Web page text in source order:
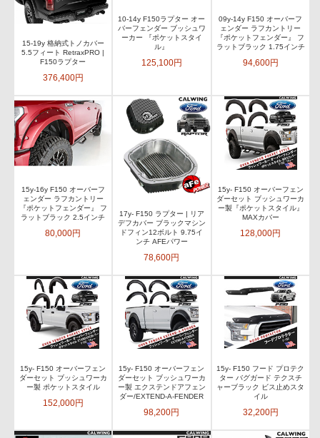
15-19y 格納式トノカバー
5.5フィート RetraxPRO |
F150ラプター
376,400円
10-14y F150ラプター オー
バーフェンダー ブッシュワ
ーカー 『ポケットスタイ
ル』
125,100円
09y-14y F150 オーバーフ
ェンダー ラフカントリー
『ポケットフェンダー』 フ
ラットブラック 1.75インチ
94,600円
15y-16y F150 オーバーフ
ェンダー ラフカントリー
『ポケットフェンダー』 フ
ラットブラック 2.5インチ
80,000円
17y- F150 ラプター | リア
デフカバー ブラックマシン
ドフィン12ボルト 9.75イ
ンチ AFEパワー
78,600円
15y- F150 オーバーフェン
ダーセット ブッシュワーカ
ー製『ポケットスタイル』
MAXカバー
128,000円
15y- F150 オーバーフェン
ダーセット ブッシュワーカ
ー製 ポケットスタイル
152,000円
15y- F150 オーバーフェン
ダーセット ブッシュワーカ
ー製 エクステンドアフェン
ダー/EXTEND-A-FENDER
98,200円
15y- F150 フード プロテク
ター バグガード テクスチ
ャーブラック ビス止めスタ
イル
32,200円